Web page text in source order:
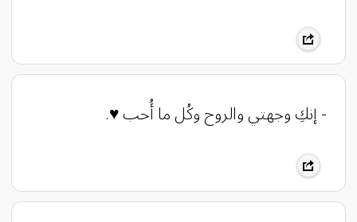
- إنكِ وجهتي والروح وكُل ما أُحب ♥️.